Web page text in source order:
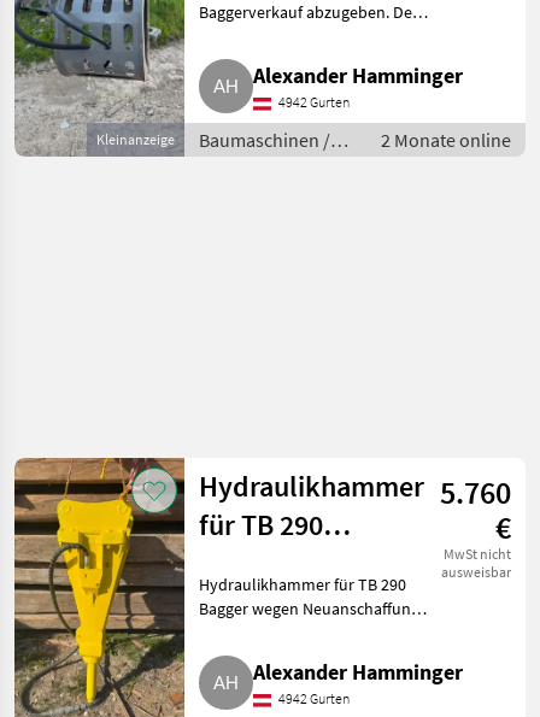
Kleinanzeige
Baggerverkauf abzugeben. Der
Zustand. Baumaschinen
Bagger-Anbauwerkzeuge
Alexander Hamminger
4942 Gurten
Baumaschinen /
Bagger-
2 Monate online
Hydraulikhammer
für TB 290
5.760
€
MwSt nicht
ausweisbar
Hydraulikhammer für TB 290
Bagger wegen Neuanschaffung
sehr gutem Zustand.
Baumaschinen Bagger-
Anbauwerkzeuge
Alexander Hamminger
4942 Gurten